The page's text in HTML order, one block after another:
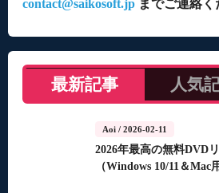
contact@saikosoft.jpまでご連絡く
最新記事 人気
Aoi/ 2026-02-11
2026年最高の無料DVD
（Windows 10/11＆Mac